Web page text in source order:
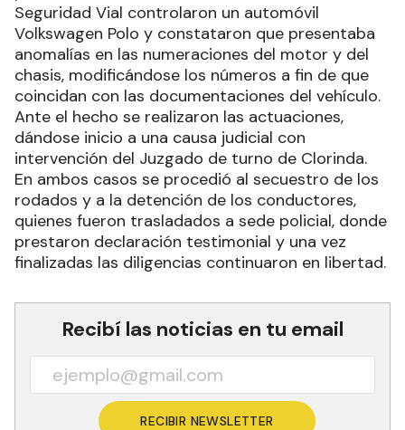
Seguridad Vial controlaron un automóvil
Volkswagen Polo y constataron que presentaba
anomalías en las numeraciones del motor y del
chasis, modificándose los números a fin de que
coincidan con las documentaciones del vehículo.
Ante el hecho se realizaron las actuaciones,
dándose inicio a una causa judicial con
intervención del Juzgado de turno de Clorinda.
En ambos casos se procedió al secuestro de los
rodados y a la detención de los conductores,
quienes fueron trasladados a sede policial, donde
prestaron declaración testimonial y una vez
finalizadas las diligencias continuaron en libertad.
Recibí las noticias en tu email
RECIBIR NEWSLETTER